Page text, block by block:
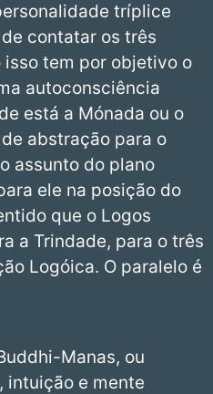
tríplice
contatar os três
tem por objetivo o
autoconsciência
está a Mónada ou o
abstração para o
assunto do plano
ele na posição do
que o Logos
a Trindade, para o três
Logóica. O paralelo é
Manas, ou
intuição e mente